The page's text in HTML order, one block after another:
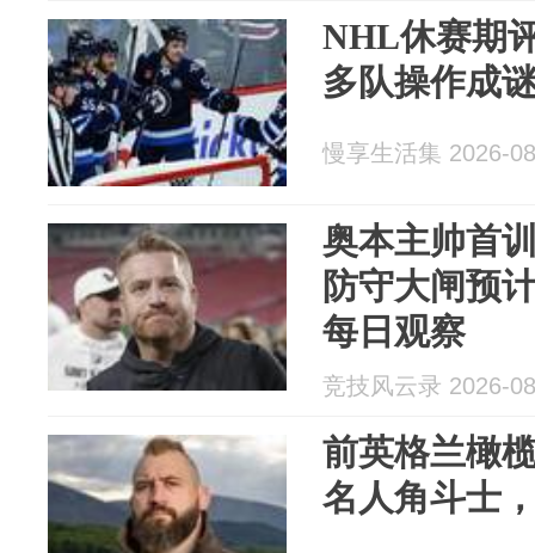
NHL休赛期
多队操作成
慢享生活集 2026-
奥本主帅首
防守大闸预
每日观察
竞技风云录 2026-
前英格兰橄
名人角斗士